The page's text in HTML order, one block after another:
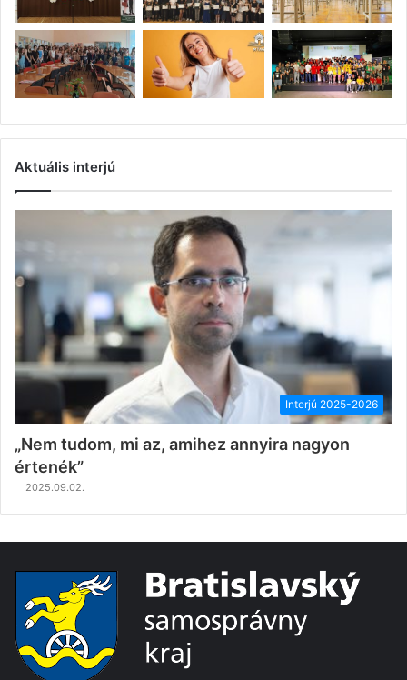
Aktuális interjú
Interjú 2025-2026
„Nem tudom, mi az, amihez annyira nagyon
értenék”
2025.09.02.